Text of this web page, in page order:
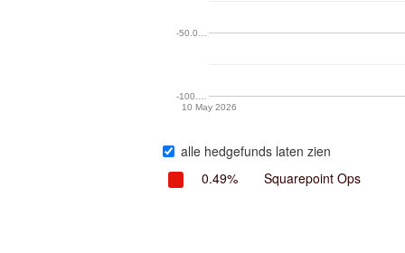
10 May 2026
-100.…
-50.0…
alle hedgefunds laten zien
0.49%
Squarepoint Ops